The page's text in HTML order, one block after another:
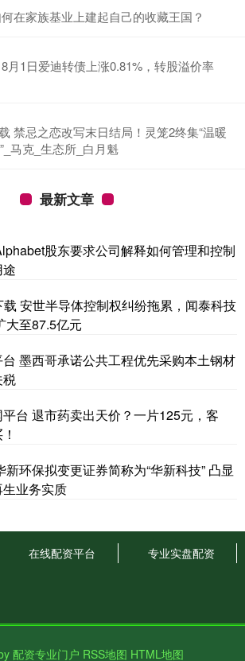
在家族基业上建起自己的收藏王国？
月1日爱迪转债上涨0.81%，转股溢价率
禁忌之恋改写末日结局！灵笼2终集“温暖
马克_生态所_白月魁
最新文章
股东要求公司解释如何管理和控制
安世半导体控制权纠纷拖累，闻泰科技
大至87.5亿元
墨西哥承诺公共工程优先采购本土钢材
税
台 退市药卖出天价？一片125元，客
环保拟变更证券简称为“华新科技” 凸显
业务实质
在线配资平台 专业实盘配资
配资专业门户 RSS地图 HTML地图